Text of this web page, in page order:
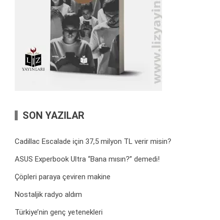
SON YAZILAR
Cadillac Escalade için 37,5 milyon TL verir misin?
ASUS Experbook Ultra “Bana mısın?” demedi!
Çöpleri paraya çeviren makine
Nostaljik radyo aldım
Türkiye’nin genç yetenekleri